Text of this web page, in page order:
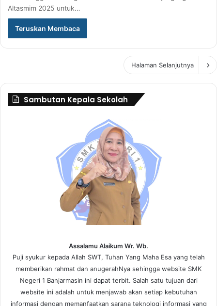
Altasmim 2025 untuk…
Teruskan Membaca
Halaman Selanjutnya
Sambutan Kepala Sekolah
Assalamu Alaikum Wr. Wb.
Puji syukur kepada Allah SWT, Tuhan Yang Maha Esa yang telah
memberikan rahmat dan anugerahNya sehingga website SMK
Negeri 1 Banjarmasin ini dapat terbit. Salah satu tujuan dari
website ini adalah untuk menjawab akan setiap kebutuhan
informasi dengan memanfaatkan sarana teknologi informasi yang